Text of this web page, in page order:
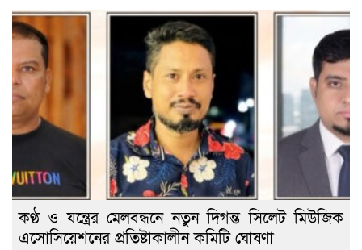
কণ্ঠ ও যন্ত্রের মেলবন্ধনে নতুন দিগন্ত সিলেট মিউজিক
এসোসিয়েশনের প্রতিষ্টাকালীন কমিটি ঘোষণা